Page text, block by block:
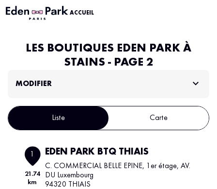
ACCUEIL
LES BOUTIQUES EDEN PARK À
STAINS - PAGE 2
MODIFIER
Liste Carte
21.74
km
EDEN PARK BTQ THIAIS
C. COMMERCIAL BELLE EPINE, 1er étage, AV.
DU Luxembourg
94320 THIAIS